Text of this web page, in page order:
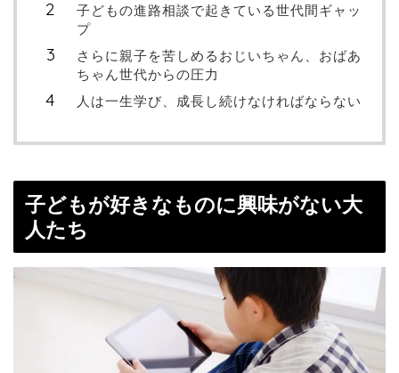
子どもの進路相談で起きている世代間ギャッ
プ
さらに親子を苦しめるおじいちゃん、おばあ
ちゃん世代からの圧力
人は一生学び、成長し続けなければならない
子どもが好きなものに興味がない大
人たち